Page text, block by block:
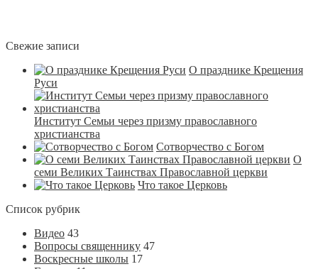
Свежие записи
О празднике Крещения
Руси
Институт Семьи через призму православного
христианства
Сотворчество с Богом
О
семи Великих Таинствах Православной церкви
Что такое Церковь
Список рубрик
Видео 43
Вопросы священнику 47
Воскресные школы 17